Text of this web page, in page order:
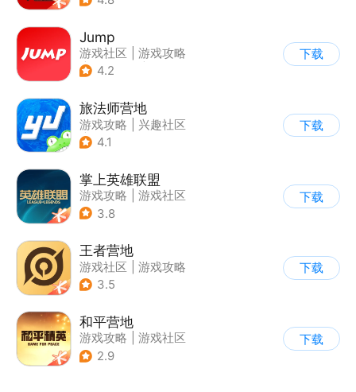
Jump
游戏社区
游戏攻略
| 游戏交易
4.2
下载
旅法师营地
游戏攻略
兴趣社区
| 游戏社区
4.1
下载
掌上英雄联盟
游戏攻略
游戏社区
3.8
下载
王者营地
游戏社区
游戏攻略
3.5
下载
和平营地
游戏攻略
游戏社区
2.9
下载